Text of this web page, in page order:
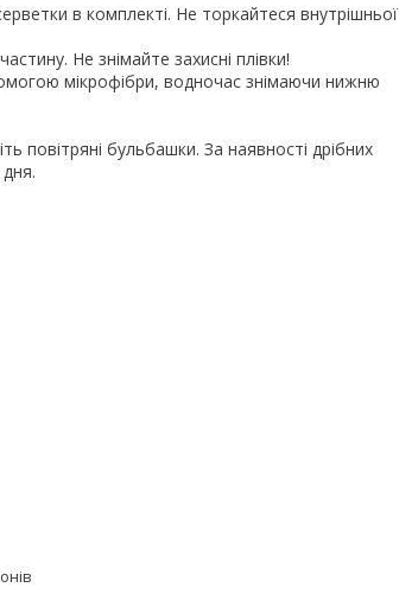
в комплекті. Не торкайтеся внутрішньої
Не знімайте захисні плівки!
мікрофібри, водночас знімаючи нижню
повітряні бульбашки. За наявності дрібних